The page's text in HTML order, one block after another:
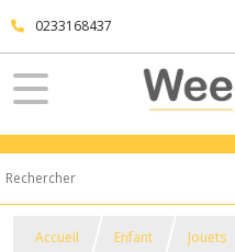
0233168437
Accueil Enfant Jouets